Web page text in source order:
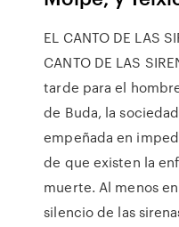
EL CANTO DE LAS
CANTO DE LAS
tarde para el
de Buda, la
empeñada en
de que existen la
muerte. Al menos
silencio de las